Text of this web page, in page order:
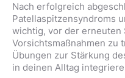
Nach erfolgreich
Patellaspitzensyndroms
wichtig, vor der erneuten
Vorsichtsmaßnahmen zu
Übungen zur Stärkung
in deinen Alltag